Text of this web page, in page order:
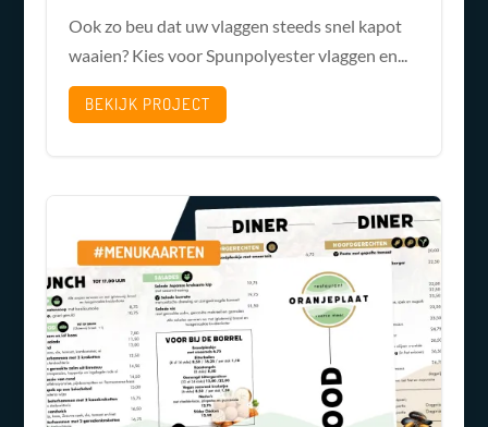
Ook zo beu dat uw vlaggen steeds snel kapot
waaien? Kies voor Spunpolyester vlaggen en...
BEKIJK PROJECT